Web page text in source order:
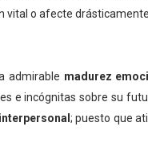
vital o afecte
admirable madurez
e incógnitas sobre su
; puesto que